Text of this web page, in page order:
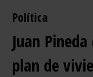
Política
Juan
plan de